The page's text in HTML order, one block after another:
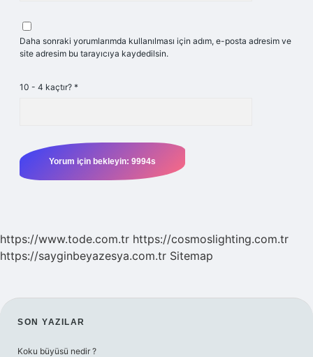
Daha sonraki yorumlarımda kullanılması için adım, e-posta adresim ve
site adresim bu tarayıcıya kaydedilsin.
10 - 4 kaçtır? *
https://www.tode.com.tr https://cosmoslighting.com.tr
https://sayginbeyazesya.com.tr Sitemap
SIDEBAR
SON YAZILAR
Koku büyüsü nedir ?